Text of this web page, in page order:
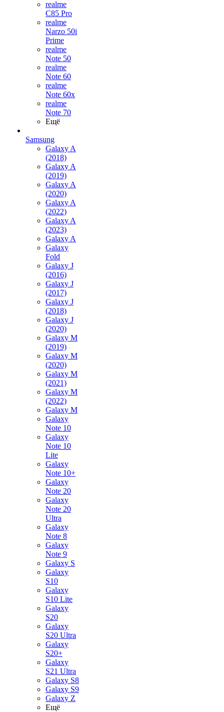
realme
C85 Pro
realme
Narzo 50i
Prime
realme
Note 50
realme
Note 60
realme
Note 60x
realme
Note 70
Ещё
Samsung
Galaxy A
(2018)
Galaxy A
(2019)
Galaxy A
(2020)
Galaxy A
(2022)
Galaxy A
(2023)
Galaxy A
Galaxy
Fold
Galaxy J
(2016)
Galaxy J
(2017)
Galaxy J
(2018)
Galaxy J
(2020)
Galaxy M
(2019)
Galaxy M
(2020)
Galaxy M
(2021)
Galaxy M
(2022)
Galaxy M
Galaxy
Note 10
Galaxy
Note 10
Lite
Galaxy
Note 10+
Galaxy
Note 20
Galaxy
Note 20
Ultra
Galaxy
Note 8
Galaxy
Note 9
Galaxy S
Galaxy
S10
Galaxy
S10 Lite
Galaxy
S20
Galaxy
S20 Ultra
Galaxy
S20+
Galaxy
S21 Ultra
Galaxy S8
Galaxy S9
Galaxy Z
Ещё